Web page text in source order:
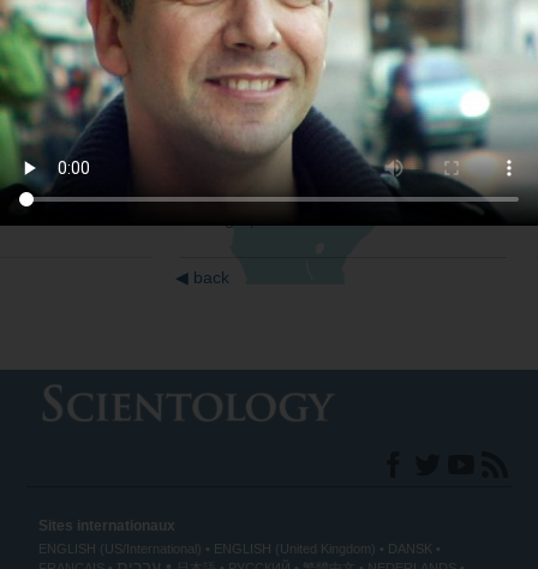
◀ back
Sites internationaux
ENGLISH (US/International) ENGLISH (United Kingdom)
DANSK